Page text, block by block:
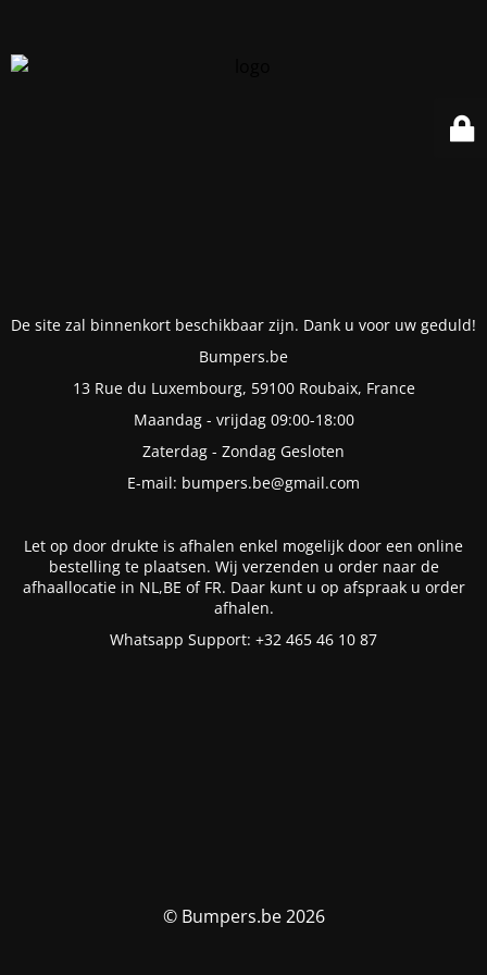
De site zal binnenkort beschikbaar zijn. Dank u voor uw geduld!
Bumpers.be
13 Rue du Luxembourg, 59100 Roubaix, France
Maandag - vrijdag 09:00-18:00
Zaterdag - Zondag Gesloten
E-mail: bumpers.be@gmail.com
Let op door drukte is afhalen enkel mogelijk door een online
bestelling te plaatsen. Wij verzenden u order naar de
afhaallocatie in NL,BE of FR. Daar kunt u op afspraak u order
afhalen.
Whatsapp Support: +32 465 46 10 87
© Bumpers.be 2026